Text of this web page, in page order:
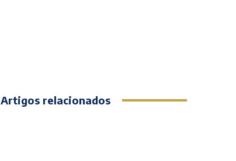
Artigos relacionados